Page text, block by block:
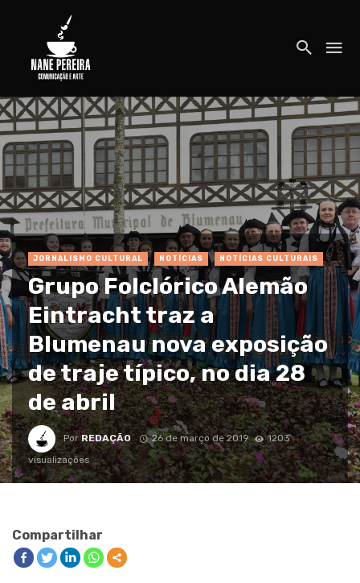
JORNALISMO CULTURAL NOTÍCIAS NOTÍCIAS CULTURAIS
Grupo Folclórico Alemão
Eintracht traz a
Blumenau nova exposição
de traje típico, no dia 28
de abril
PorREDAÇÃO 26 de março de 2019
1203
visualizações
Compartilhar